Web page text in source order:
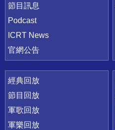
節目訊息
Podcast
ICRT News
官網公告
經典回放
節目回放
軍歌回放
軍樂回放